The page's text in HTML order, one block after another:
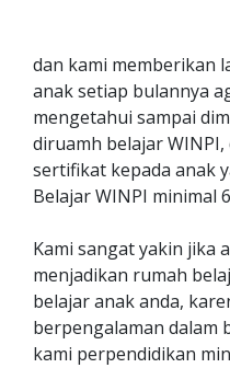
dan kami memberikan
anak setiap bulannya
mengetahui sampai
diruamh belajar
sertifikat kepada anak
Belajar WINPI minimal
Kami sangat yakin jika
menjadikan rumah
belajar anak anda,
berpengalaman dalam
kami perpendidikan